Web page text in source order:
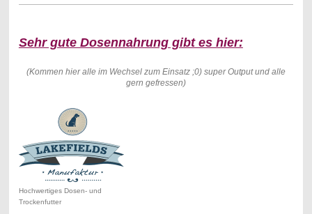
Sehr gute Dosennahrung gibt es hier:
(Kommen hier alle im Wechsel zum Einsatz ;0) super Output und alle
gern gefressen)
Hochwertiges Dosen- und
Trockenfutter